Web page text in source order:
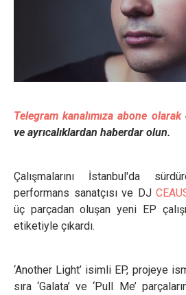
Telegram kanalımıza abone olarak
ve ayrıcalıklardan haberdar olun.
Çalışmalarını İstanbul'da
performans sanatçısı ve DJ
üç parçadan oluşan yeni EP
etiketiyle çıkardı.
‘Another Light’ isimli EP, projeye
sıra ‘Galata’ ve ‘Pull Me’